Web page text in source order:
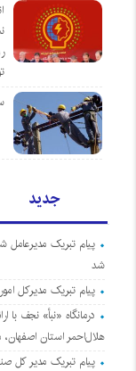
جدید
پیام تبریک مدیرعامل
شد
پیام تبریک مدیرکل
هلال‌احمر استان اصفهان،
پیام تبریک مدیر کل